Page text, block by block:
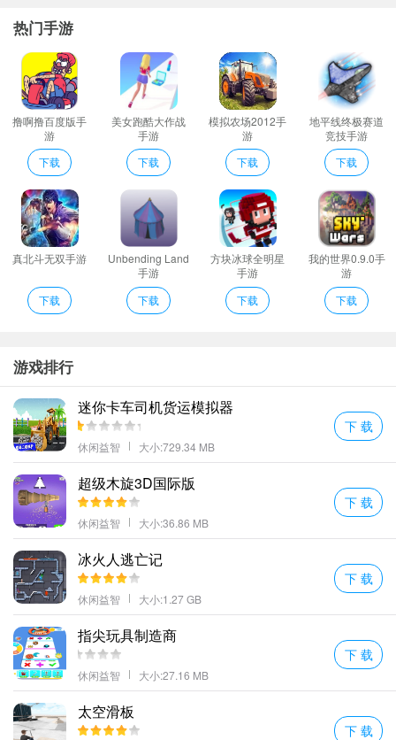
1、游戏中可以自由选择不同的难度模式每一个模式都有不同的玩法
挑战不同的关卡玩法丰富多样。
2、您不必担心我们的内容质量差所有的模板都是经过精心筛选的张
张都是精品。
3、任务勋章做任务升等级领取道具奖励和的精美勋章!
4、简单刺激的指尖操作未知复杂的竟技挑战自我。
数字绘画彩色星球说明
有着各种绘画作品可以任玩家自由的进行涂色
你还可以自由发挥创造出不一样的作品做一个自己的艺术家在绘画
的同时释放压力让你每天不无聊。
还能把在涂色星球涂的话分享给家人朋友或是社交软件上
多种多样的类型的色彩图画游戏中还有很多的能够上手的填色玩法
并且游戏超简单。
数字绘画彩色星球特色
不需要你自行涂色根据数字选择颜色进行填涂即可
各种喜好的主题：花卉动物曼荼罗和更多!
游戏具有简单的绘画风格和精美的场景设计每个人都需要设计独特
的图片来覆盖整个环境。
玩家可以轻松的绘画无纸化的创作更加轻松
更多好玩的手游，请持续关注顺发游戏网
热门手游
撸啊撸百度版手
游
下载
美女跑酷大作战
手游
下载
模拟农场2012手
游
下载
地平线终极赛道
竞技手游
下载
真北斗无双手游
下载
Unbending Land
手游
下载
方块冰球全明星
手游
下载
我的世界0.9.0手
游
下载
游戏排行
迷你卡车司机货运模拟器
休闲益智 大小:729.34 MB
下 载
超级木旋3D国际版
休闲益智 大小:36.86 MB
下 载
冰火人逃亡记
休闲益智 大小:1.27 GB
下 载
指尖玩具制造商
休闲益智 大小:27.16 MB
下 载
太空滑板
下 载